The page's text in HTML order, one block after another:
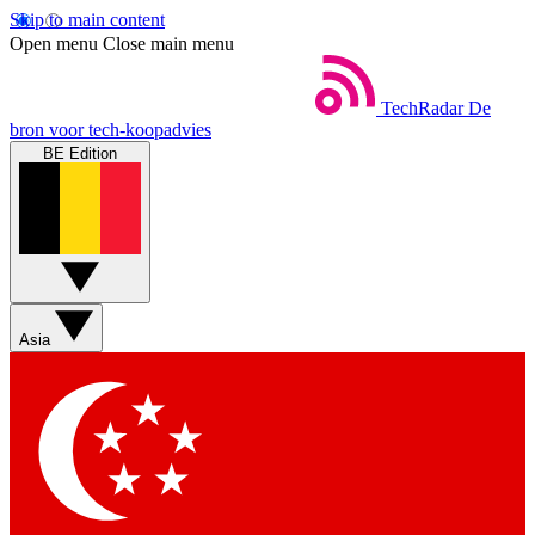
Skip to main content
Open menu Close main menu
TechRadar De
bron voor tech-koopadvies
BE Edition
Asia